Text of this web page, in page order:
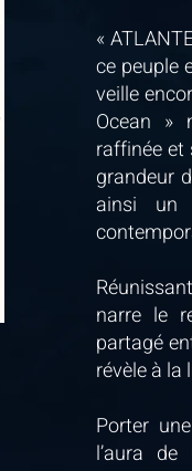
«
ce peuple
veille
Ocean »
raffinée et
grandeur
ainsi un
narre le
partagé
révèle à la
Porter
l’aura